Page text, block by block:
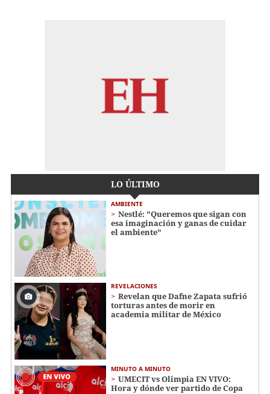
LO ÚLTIMO
AMBIENTE
Nestlé: "Queremos que sigan con
esa imaginación y ganas de cuidar
el ambiente"
REVELACIONES
Revelan que Dafne Zapata sufrió
torturas antes de morir en
academia militar de México
MINUTO A MINUTO
UMECIT vs Olimpia EN VIVO:
Hora y dónde ver partido de Copa